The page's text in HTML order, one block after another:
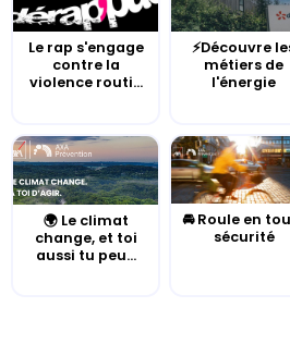
Le rap s'engage
contre la
violence routi...
⚡Découvre
métiers de
l'énergie
🌍 Le climat
change, et toi
aussi tu peu...
🚘 Roule en
sécurité